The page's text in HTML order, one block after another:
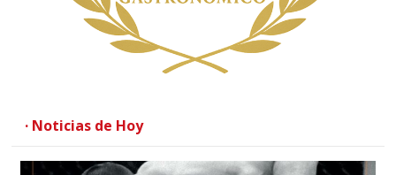
· Noticias de Hoy